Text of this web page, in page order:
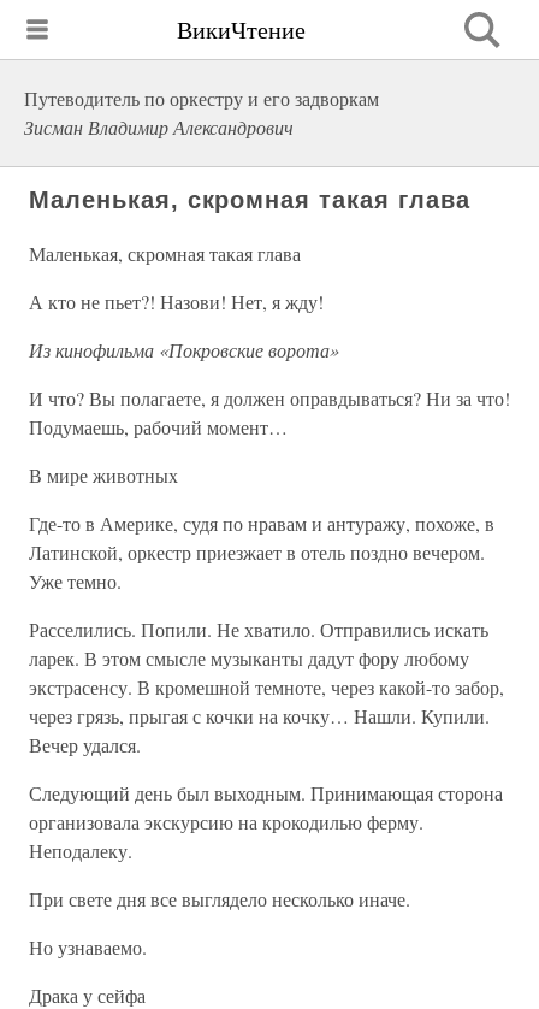
ВикиЧтение
Путеводитель по оркестру и его задворкам
Зисман Владимир Александрович
Маленькая, скромная такая глава
Маленькая, скромная такая глава
А кто не пьет?! Назови! Нет, я жду!
Из кинофильма «Покровские ворота»
И что? Вы полагаете, я должен оправдываться? Ни за что!
Подумаешь, рабочий момент…
В мире животных
Где-то в Америке, судя по нравам и антуражу, похоже, в
Латинской, оркестр приезжает в отель поздно вечером.
Уже темно.
Расселились. Попили. Не хватило. Отправились искать
ларек. В этом смысле музыканты дадут фору любому
экстрасенсу. В кромешной темноте, через какой-то забор,
через грязь, прыгая с кочки на кочку… Нашли. Купили.
Вечер удался.
Следующий день был выходным. Принимающая сторона
организовала экскурсию на крокодилью ферму.
Неподалеку.
При свете дня все выглядело несколько иначе.
Но узнаваемо.
Драка у сейфа